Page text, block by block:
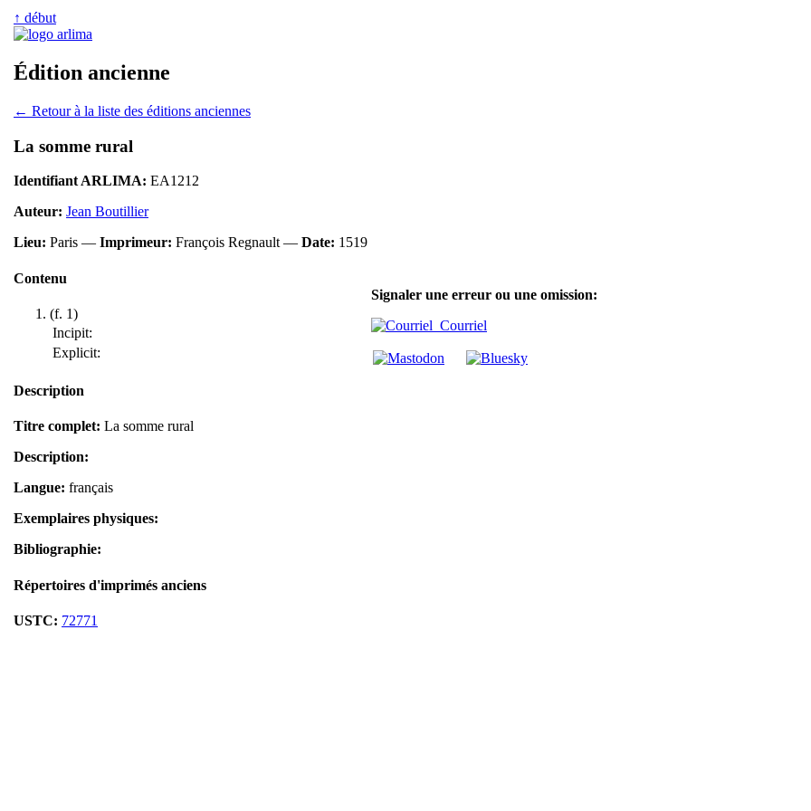
↑ début
Édition ancienne
← Retour à la liste des éditions anciennes
La somme rural
Identifiant ARLIMA: EA1212
Auteur: Jean Boutillier
Lieu: Paris — Imprimeur: François Regnault — Date: 1519
Contenu
(f. 1)
Incipit:
Explicit:
Description
Titre complet: La somme rural
Description:
Langue: français
Exemplaires physiques:
Bibliographie:
Répertoires d'imprimés anciens
USTC: 72771
Signaler une erreur ou une omission:
Courriel